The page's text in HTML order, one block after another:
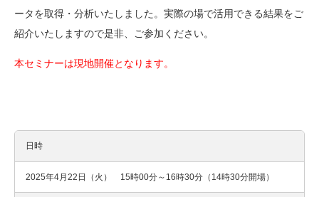
ータを取得・分析いたしました。実際の場で活用できる結果をご
紹介いたしますので是非、ご参加ください。
本セミナーは現地開催となります。
日時
2025年4月22日（火） 15時00分～16時30分（14時30分開場）